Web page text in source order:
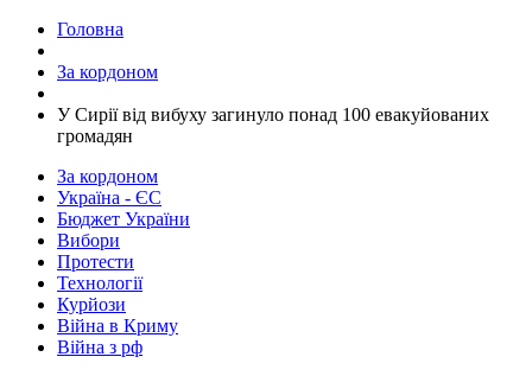
Головна
За кордоном
​У Сирії від вибуху загинуло понад 100 евакуйованих
громадян
За кордоном
Україна - ЄС
Бюджет України
Вибори
Протести
Технології
Курйози
Війна в Криму
Війна з рф